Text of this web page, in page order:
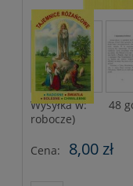
Wysyłka w:
48
robocze)
Cena: 8,00 zł